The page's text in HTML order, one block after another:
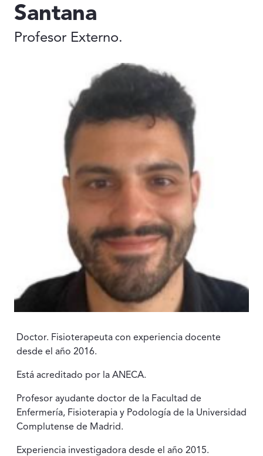
Santana
Profesor Externo.
Doctor. Fisioterapeuta con experiencia docente
desde el año 2016.
Está acreditado por la ANECA.
Profesor ayudante doctor de la Facultad de
Enfermería, Fisioterapia y Podología de la Universidad
Complutense de Madrid.
Experiencia investigadora desde el año 2015.